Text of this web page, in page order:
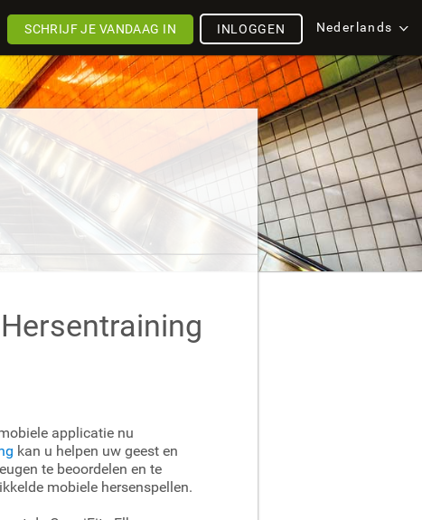
Nederlands
INLOGGEN
SCHRIJF JE VANDAAG IN
applicatie nu
kan u helpen uw geest en
te beoordelen en te
mobiele hersenspellen.